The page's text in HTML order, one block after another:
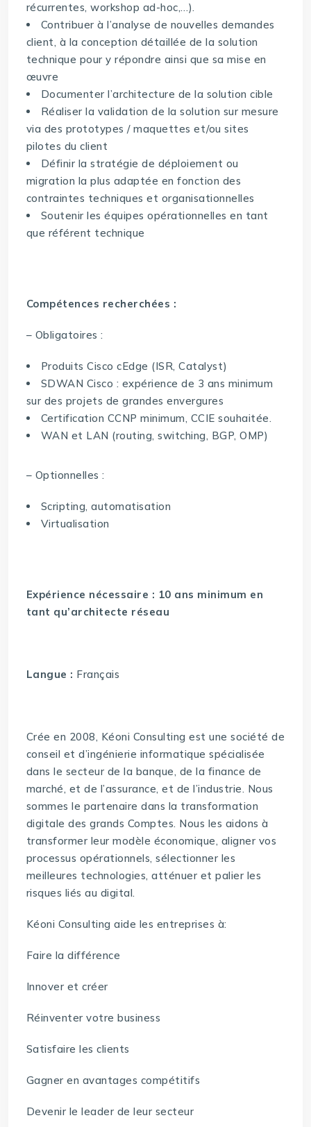
récurrentes, workshop ad-hoc,…).
Contribuer à l’analyse de nouvelles demandes
client, à la conception détaillée de la solution
technique pour y répondre ainsi que sa mise en
œuvre
Documenter l’architecture de la solution cible
Réaliser la validation de la solution sur mesure
via des prototypes / maquettes et/ou sites
pilotes du client
Définir la stratégie de déploiement ou
migration la plus adaptée en fonction des
contraintes techniques et organisationnelles
Soutenir les équipes opérationnelles en tant
que référent technique
Compétences recherchées :
– Obligatoires :
Produits Cisco cEdge (ISR, Catalyst)
SDWAN Cisco : expérience de 3 ans minimum
sur des projets de grandes envergures
Certification CCNP minimum, CCIE souhaitée.
WAN et LAN (routing, switching, BGP, OMP)
– Optionnelles :
Scripting, automatisation
Virtualisation
Expérience nécessaire : 10 ans minimum en
tant qu’architecte réseau
Langue : Français
Crée en 2008, Kéoni Consulting est une société de
conseil et d’ingénierie informatique spécialisée
dans le secteur de la banque, de la finance de
marché, et de l’assurance, et de l’industrie. Nous
sommes le partenaire dans la transformation
digitale des grands Comptes. Nous les aidons à
transformer leur modèle économique, aligner vos
processus opérationnels, sélectionner les
meilleures technologies, atténuer et palier les
risques liés au digital.
Kéoni Consulting aide les entreprises à:
Faire la différence
Innover et créer
Réinventer votre business
Satisfaire les clients
Gagner en avantages compétitifs
Devenir le leader de leur secteur